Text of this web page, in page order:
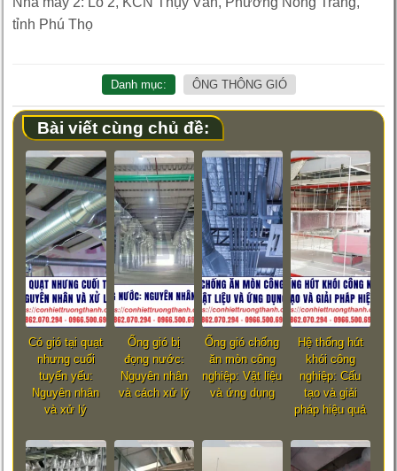
tỉnh Phú Thọ
Danh mục: ÔNG THÔNG GIÓ
Bài viết cùng chủ đề:
Có gió tại quạt
nhưng cuối
tuyến yếu:
Nguyên nhân
và xử lý
Ống gió bị
đọng nước:
Nguyên nhân
và cách xử lý
Ống gió chống
ăn mòn công
nghiệp: Vật liệu
và ứng dụng
Hệ thống hút
khói công
nghiệp: Cấu
tạo và giải
pháp hiệu quả